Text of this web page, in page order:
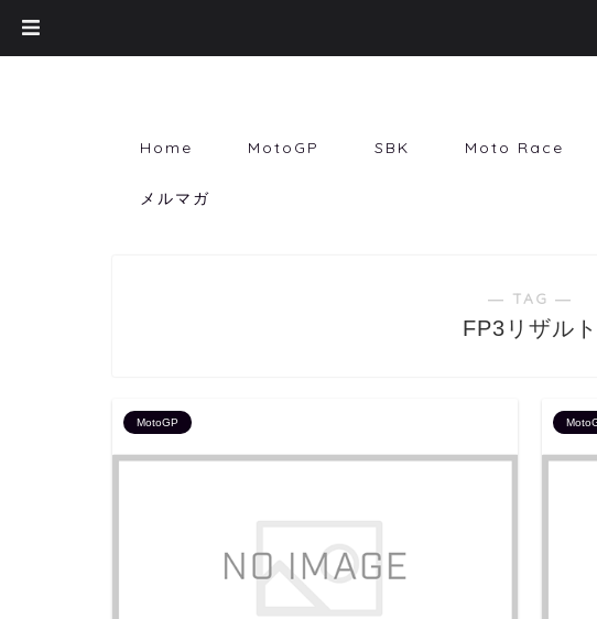
Home MotoGP SBK Moto Race
メルマガ
― TAG ―
FP3リザルト
MotoGP